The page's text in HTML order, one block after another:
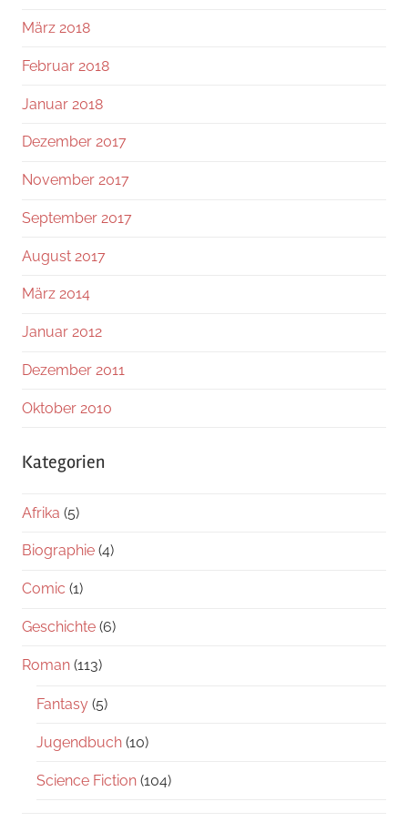
März 2018
Februar 2018
Januar 2018
Dezember 2017
November 2017
September 2017
August 2017
März 2014
Januar 2012
Dezember 2011
Oktober 2010
Kategorien
Afrika (5)
Biographie (4)
Comic (1)
Geschichte (6)
Roman (113)
Fantasy (5)
Jugendbuch (10)
Science Fiction (104)